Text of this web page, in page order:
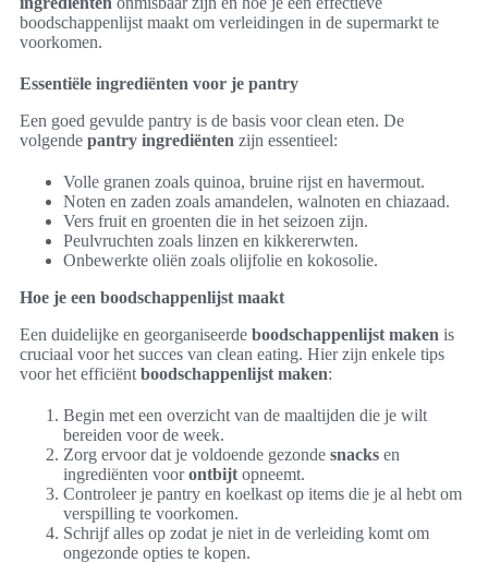
boodschappenlijst maakt om verleidingen in de supermarkt te
voorkomen.
Essentiële ingrediënten voor je pantry
Een goed gevulde pantry is de basis voor clean eten. De
volgende pantry ingrediënten zijn essentieel:
Volle granen zoals quinoa, bruine rijst en havermout.
Noten en zaden zoals amandelen, walnoten en chiazaad.
Vers fruit en groenten die in het seizoen zijn.
Peulvruchten zoals linzen en kikkererwten.
Onbewerkte oliën zoals olijfolie en kokosolie.
Hoe je een boodschappenlijst maakt
Een duidelijke en georganiseerde boodschappenlijst maken is
cruciaal voor het succes van clean eating. Hier zijn enkele tips
voor het efficiënt boodschappenlijst maken:
Begin met een overzicht van de maaltijden die je wilt
bereiden voor de week.
Zorg ervoor dat je voldoende gezonde snacks en
ingrediënten voorontbijt opneemt.
Controleer je pantry en koelkast op items die je al hebt om
verspilling te voorkomen.
Schrijf alles op zodat je niet in de verleiding komt om
ongezonde opties te kopen.